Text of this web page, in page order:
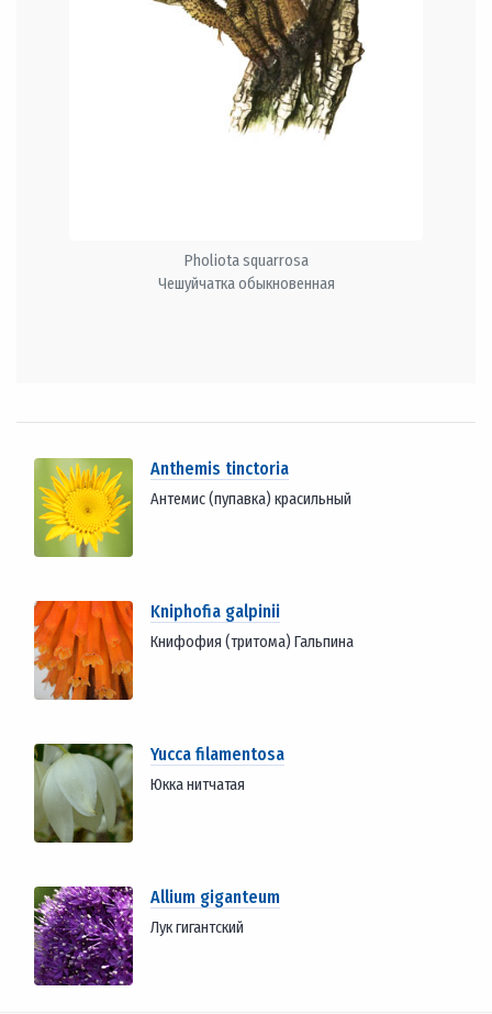
Pholiota squarrosa
Чешуйчатка обыкновенная
Anthemis tinctoria
Антемис (пупавка) красильный
Kniphofia galpinii
Книфофия (тритома) Гальпина
Yucca filamentosa
Юкка нитчатая
Allium giganteum
Лук гигантский